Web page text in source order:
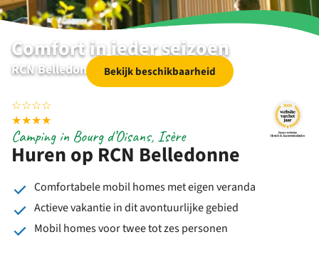
Comfort in ieder seizoen
RCN Belledonne | Bourg d’Oisans | Isère
Bekijk beschikbaarheid
☆☆☆☆
★★★★
Huren op RCN Belledonne
Camping in Bourg d’Oisans, Isère
Comfortabele mobil homes met eigen veranda
Actieve vakantie in dit avontuurlijke gebied
Mobil homes voor twee tot zes personen